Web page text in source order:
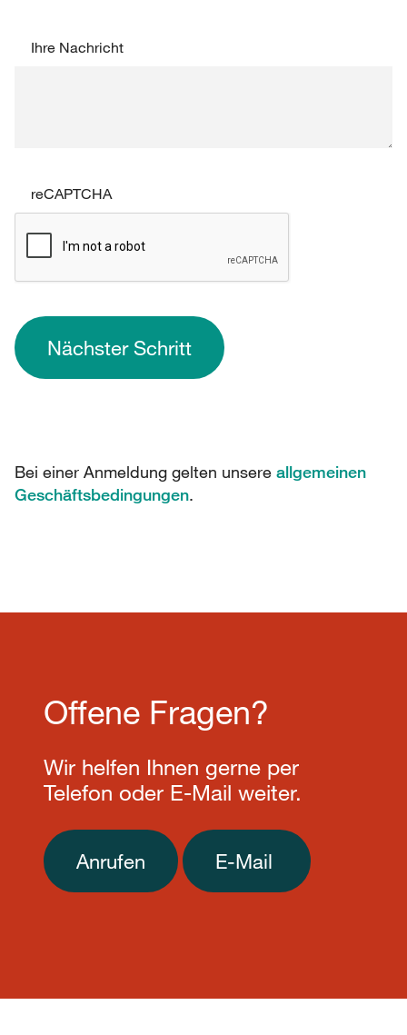
Ihre Nachricht
reCAPTCHA
Nächster Schritt
Bei einer Anmeldung gelten unsere allgemeinen
Geschäftsbedingungen.
Offene Fragen?
Wir helfen Ihnen gerne per
Telefon oder E-Mail weiter.
Anrufen E-Mail